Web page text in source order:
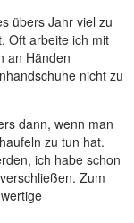
übers Jahr viel zu
Oft arbeite ich mit
an Händen
nicht zu
dann, wenn man
zu tun hat.
ich habe schon
Zum